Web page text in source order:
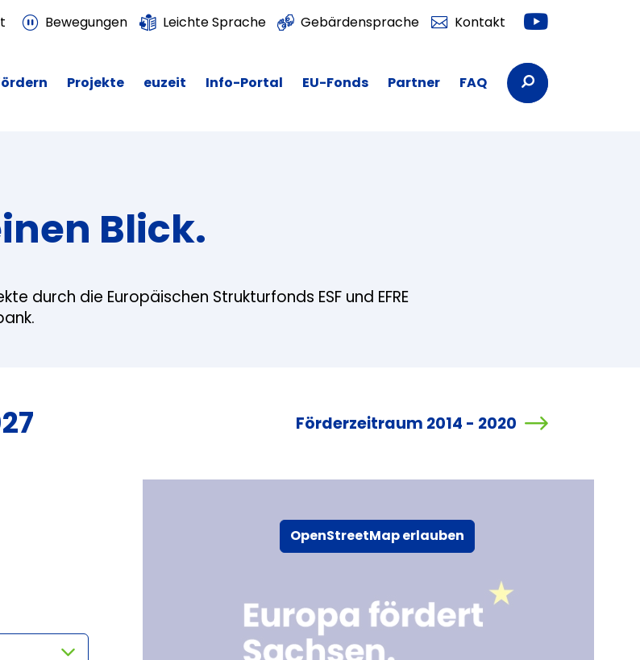
Bewegungen Leichte Sprache Gebärdensprache Kontakt Youtube
Projekte euzeit Info-Portal EU-Fonds Partner FAQ Suchbegriffe
Blick.
durch die Europäischen Strukturfonds ESF und EFRE
Förderzeitraum 2014 - 2020
OpenStreetMap erlauben